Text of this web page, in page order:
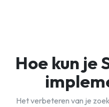
Hoe kun je
Het verbeteren van je